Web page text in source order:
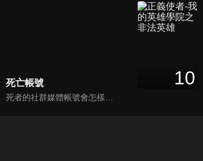
死亡帳號
死者的社群媒體帳號會怎樣的呢？那些帶著未完成心願的亡者帳號──Dead Account──最終會以數位幽靈，也就是所謂的「幽靈帳號」，在現世復甦……。緣城蒼吏為了替妹妹緋里籌措醫藥費，每天都以炎上系直播主「煽火蘋果」的身分進行直播活動。然而，在某個契機之下覺醒了電能的緣城，被帶往流傳著各種可疑傳聞的「彌電學園」。那是一所隨著網際網路普及、專門驅除數位化幽靈，並培養新時代靈媒師的學校！燃燒、擊碎並祓除──現代化的除靈戰鬥就此展開！
10